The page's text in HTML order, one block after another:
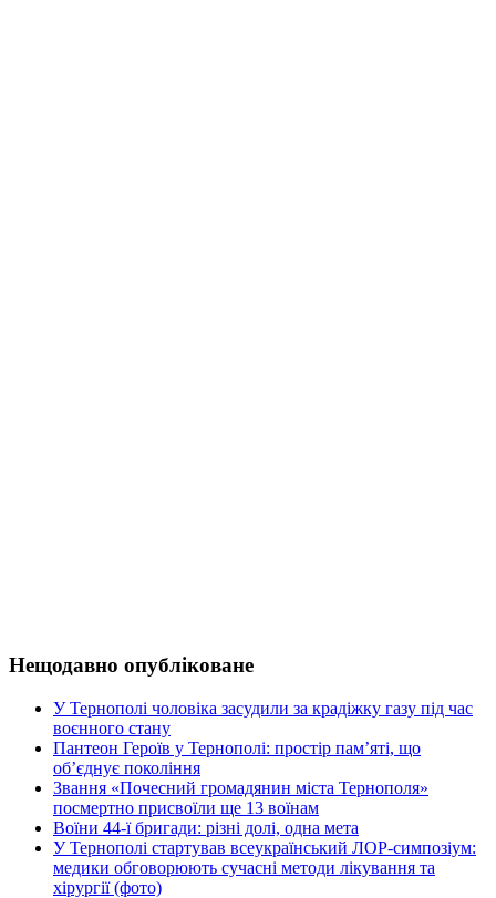
Нещодавно опубліковане
У Тернополі чоловіка засудили за крадіжку газу під час
воєнного стану
Пантеон Героїв у Тернополі: простір пам’яті, що
об’єднує покоління
Звання «Почесний громадянин міста Тернополя»
посмертно присвоїли ще 13 воїнам
Воїни 44-ї бригади: різні долі, одна мета
У Тернополі стартував всеукраїнський ЛОР-симпозіум:
медики обговорюють сучасні методи лікування та
хірургії (фото)